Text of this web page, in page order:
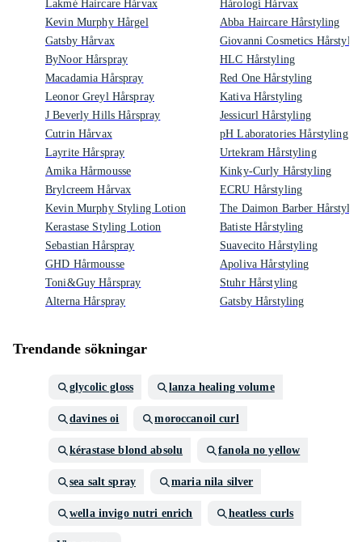
Lakmé Haircare Hårvax
Kevin Murphy Hårgel
Gatsby Hårvax
ByNoor Hårspray
Macadamia Hårspray
Leonor Greyl Hårspray
J Beverly Hills Hårspray
Cutrin Hårvax
Layrite Hårspray
Amika Hårmousse
Brylcreem Hårvax
Kevin Murphy Styling Lotion
Kerastase Styling Lotion
Sebastian Hårspray
GHD Hårmousse
Toni&Guy Hårspray
Alterna Hårspray
Hårologi Hårvax
Abba Haircare Hårstyling
Giovanni Cosmetics
HLC Hårstyling
Red One Hårstyling
Kativa Hårstyling
Jessicurl Hårstyling
pH Laboratories Hårstyling
Urtekram Hårstyling
Kinky-Curly Hårstyling
ECRU Hårstyling
The Daimon Barber
Batiste Hårstyling
Suavecito Hårstyling
Apoliva Hårstyling
Stuhr Hårstyling
Gatsby Hårstyling
Trendande sökningar
glycolic gloss lanza healing volume
davines oi moroccanoil curl
kérastase blond absolu fanola no yellow
sea salt spray maria nila silver
wella invigo nutri enrich heatless curls